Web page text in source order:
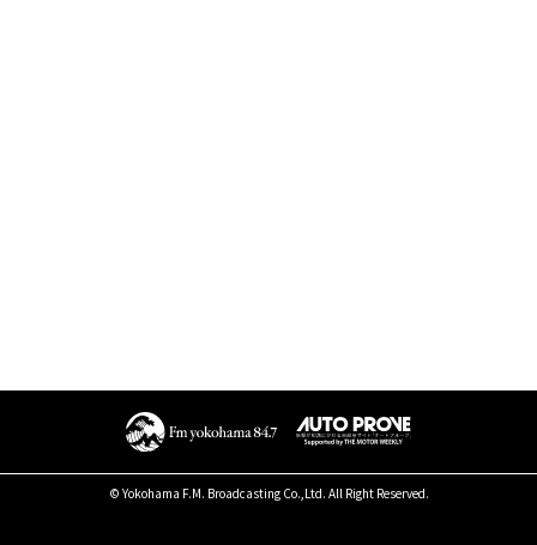
© Yokohama F.M. Broadcasting Co.,Ltd. All Right Reserved.